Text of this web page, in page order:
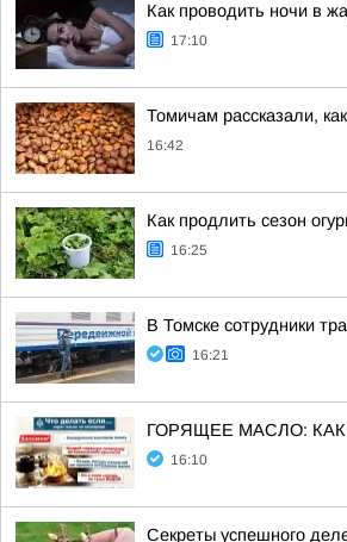
Как проводить ночи в
17:10
Томичам рассказали,
16:42
Как продлить сезон
16:25
В Томске сотрудники
16:21
ГОРЯЩЕЕ МАСЛО:
16:10
Секреты успешного